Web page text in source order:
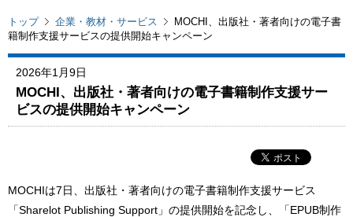
トップ 企業・教材・サービス
MOCHI、出版社・著者向けの電子書
籍制作支援サービスの提供開始キャンペーン
2026年1月9日
MOCHI、出版社・著者向けの電子書籍制作支援サー
ビスの提供開始キャンペーン
MOCHIは7日、出版社・著者向けの電子書籍制作支援サービス
「Sharelot Publishing Support」の提供開始を記念し、「EPUB制作